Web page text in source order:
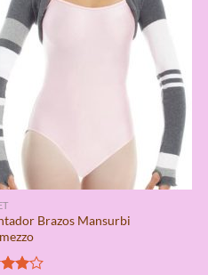
Brazos Mansurbi